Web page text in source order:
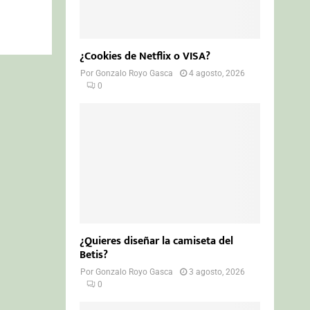
¿Cookies de Netflix o VISA?
PorGonzalo Royo Gasca
4 agosto, 2026
0
¿Quieres diseñar la camiseta del
Betis?
PorGonzalo Royo Gasca
3 agosto, 2026
0